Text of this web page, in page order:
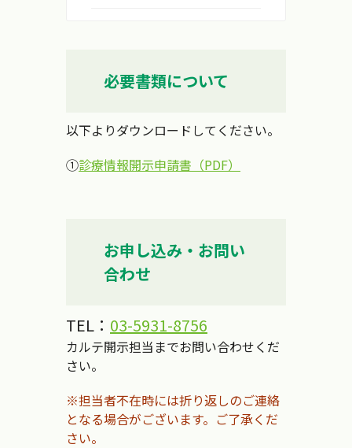
必要書類について
以下よりダウンロードしてください。
①診療情報開示申請書（PDF）
お申し込み・お問い
合わせ
TEL： 03-5931-8756
カルテ開示担当までお問い合わせくだ
さい。
※担当者不在時には折り返しのご連絡
となる場合がございます。ご了承くだ
さい。